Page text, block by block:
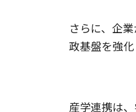
さらに、企
政基盤を強
産学連携は